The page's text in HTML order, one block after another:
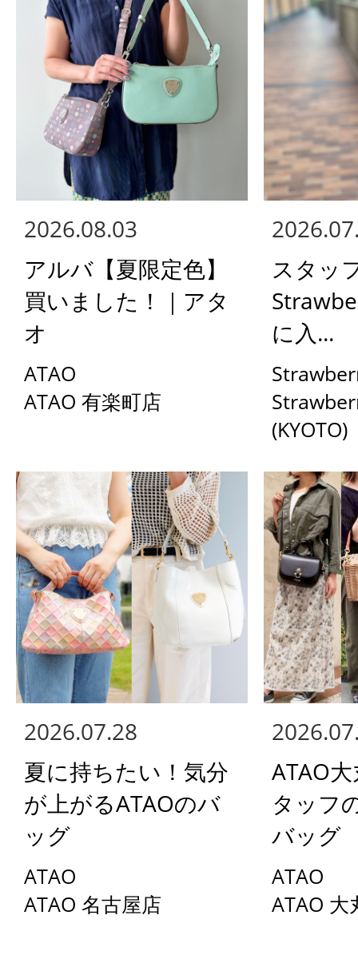
2026.08.03
アルバ【夏限定色】
買いました！｜アタ
オ
ATAO
ATAO 有楽町店
スタッ
に入...
(KYOTO)
2026.07.28
夏に持ちたい！気分
が上がるATAOのバ
ッグ
ATAO
ATAO 名古屋店
ATAO
タッフ
バッグ
ATAO
ATAO 大